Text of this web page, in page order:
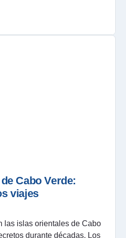
Cabo Verde:
viajes
las islas orientales de Cabo
durante décadas. Los